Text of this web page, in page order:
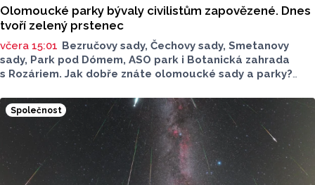
Olomoucké parky bývaly civilistům zapovězené. Dnes
tvoří zelený prstenec
včera 15:01 Bezručovy sady, Čechovy sady, Smetanovy
sady, Park pod Dómem, ASO park i Botanická zahrada
s Rozáriem. Jak dobře znáte olomoucké sady a parky?
které v nich jsou. Vždy tomu tak ale nebylo.
Společnost